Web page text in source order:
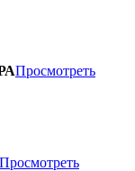
Просмотреть
Просмотреть